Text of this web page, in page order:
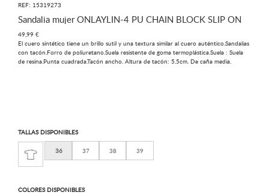
REF: 15319273
Sandalia mujer ONLAYLIN-4 PU CHAIN BLOCK SLIP ON
49,99 €
El cuero sintético tiene un brillo sutil y una textura similar al cuero auténtico.Sandalias
con tacón.Forro de poliuretano.Suela resistente de goma termoplástica.Suela : Suela
de resina.Punta cuadrada.Tacón ancho. Altura de tacón: 5.5cm. De caña media.
TALLAS DISPONIBLES
36 37 38 39
COLORES DISPONIBLES